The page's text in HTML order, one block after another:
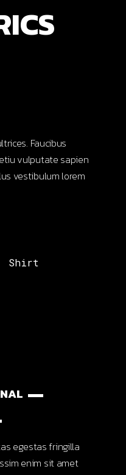
Faucibus
vulputate sapien
vestibulum lorem
Shirt
egestas fringilla
enim sit amet